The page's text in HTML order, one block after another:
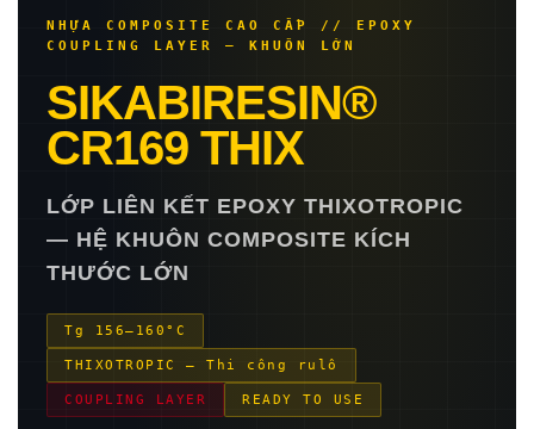
NHỰA COMPOSITE CAO CẤP // EPOXY
COUPLING LAYER — KHUÔN LỚN
SIKABIRESIN®
CR169 THIX
LỚP LIÊN KẾT EPOXY THIXOTROPIC
— HỆ KHUÔN COMPOSITE KÍCH
THƯỚC LỚN
Tg 156–160°C
THIXOTROPIC — Thi công rulô
COUPLING LAYER READY TO USE